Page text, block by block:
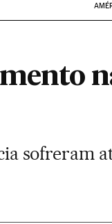
sofreram